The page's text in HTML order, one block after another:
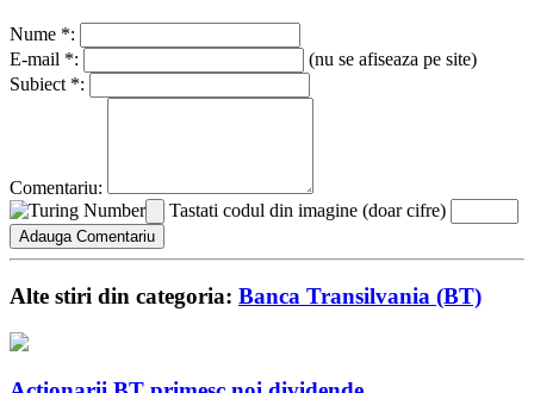
Nume *:
E-mail *:
(nu se afiseaza pe site)
Subiect *:
Comentariu:
Tastati codul din imagine (doar cifre)
Alte stiri din categoria: Banca Transilvania (BT)